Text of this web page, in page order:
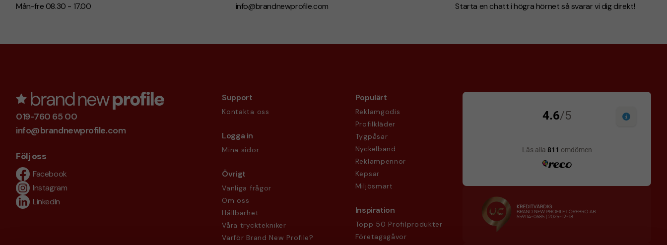
Mån-fre 08.30 - 17.00 info@brandnewprofile.com Starta en chatt i högra hörnet så svarar vi dig direkt!
019-760 65 00
info@brandnewprofile.com
Följ oss
Facebook
Instagram
LinkedIn
Support
Kontakta oss
Logga in
Mina sidor
Övrigt
Vanliga frågor
Om oss
Hållbarhet
Våra trycktekniker
Varför Brand New Profile?
Populärt
Reklamgodis
Profilkläder
Tygpåsar
Nyckelband
Reklampennor
Kepsar
Miljösmart
Inspiration
Topp 50 Profilprodukter
Företagsgåvor